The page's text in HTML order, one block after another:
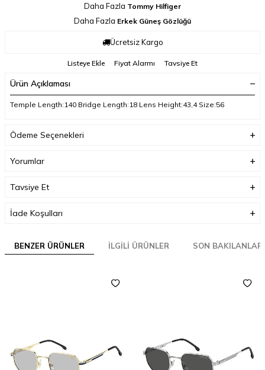
Daha Fazla Tommy Hilfiger
Daha Fazla Erkek Güneş Gözlüğü
Ücretsiz Kargo
Listeye Ekle Fiyat Alarmı Tavsiye Et
Ürün Açıklaması
Temple Length:140 Bridge Length:18 Lens Height:43,4 Size:56
Ödeme Seçenekleri
Yorumlar
Tavsiye Et
İade Koşulları
BENZER ÜRÜNLER İLGILI ÜRÜNLER SON BAKILANLAR